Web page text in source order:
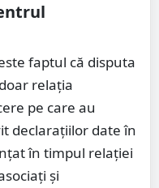
faptul că disputa
relația
pe care au
declarațiilor date în
în timpul relației
și